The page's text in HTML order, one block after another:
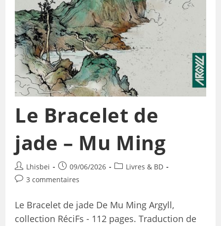
Le Bracelet de
jade – Mu Ming
Lhisbei 09/06/2026
Livres & BD
3 commentaires
Le Bracelet de jade De Mu Ming Argyll,
collection RéciFs - 112 pages. Traduction de